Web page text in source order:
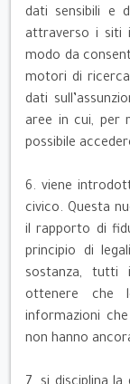
dati sensibili e
attraverso i siti
modo da
motori di
dati
aree in cui, per
possibile
6. viene
civico. Questa
il rapporto di
principio di
sostanza, tutti
ottenere che
informazioni
non hanno